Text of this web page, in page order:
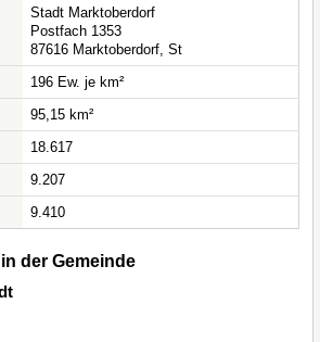
Stadt Marktoberdorf
Postfach 1353
87616 Marktoberdorf, St
196 Ew. je km²
95,15 km²
18.617
9.207
9.410
der Gemeinde